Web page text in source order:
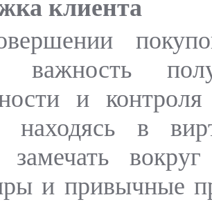
клиента
важность
и
находясь в
замечать
и привычные